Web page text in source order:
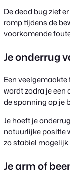
De dead bug ziet
romp tijdens de
voorkomende
Je onderrug
Een
wordt zodra je een
de spanning op je
Je hoeft je
natuurlijke positie
zo stabiel mogelijk.
Je arm of